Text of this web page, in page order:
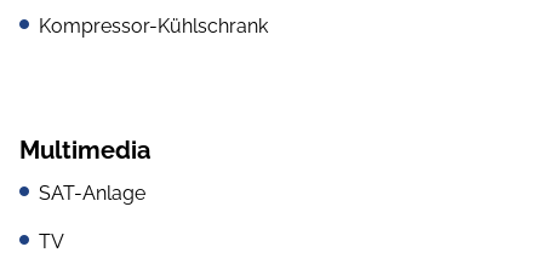
Kompressor-Kühlschrank
Multimedia
SAT-Anlage
TV